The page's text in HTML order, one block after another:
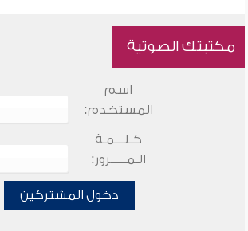
مكتبتك الصوتية
اسم
المستخدم:
كـلـــمـة
الـمـــــرور:
دخول المشتركين